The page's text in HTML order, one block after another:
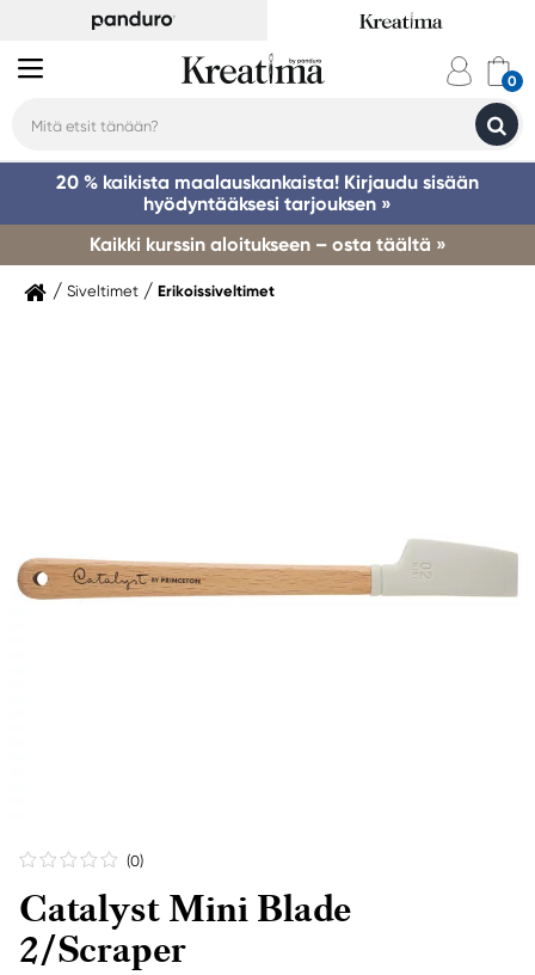
20 % kaikista maalauskankaista! Kirjaudu sisään
hyödyntääksesi tarjouksen »
Kaikki kurssin aloitukseen – osta täältä »
Siveltimet Erikoissiveltimet
(0)
Catalyst Mini Blade
2/Scraper